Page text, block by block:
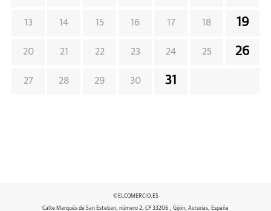
13 14 15 16 17 18 19
20 21 22 23 24 25 26
27 28 29 30 31
©ELCOMERCIO.ES
Calle Marqués de San Esteban, número 2, CP 33206 , Gijón, Asturias, España